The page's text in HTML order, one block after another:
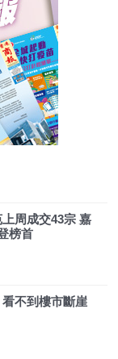
周成交43宗 嘉
榜首
看不到樓市斷崖